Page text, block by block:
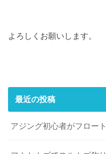
よろしくお願いします。
最近の投稿
アジング初心者がフロー